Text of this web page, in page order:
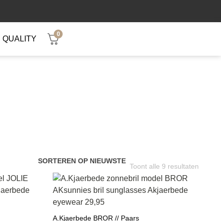
QUALITY
0
Toont alle 9 resultaten
A.Kjaerbede BROR // Paars